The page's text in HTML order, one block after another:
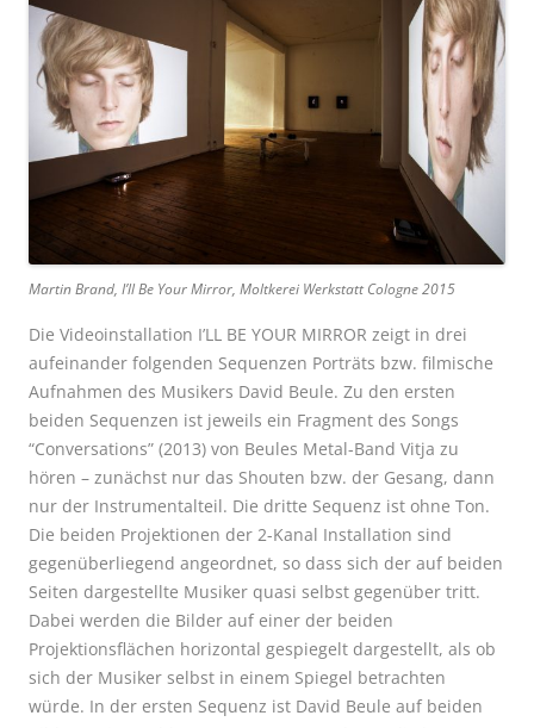
Martin Brand, I’ll Be Your Mirror, Moltkerei Werkstatt Cologne 2015
Die Videoinstallation I’LL BE YOUR MIRROR zeigt in drei
aufeinander folgenden Sequenzen Porträts bzw. filmische
Aufnahmen des Musikers David Beule. Zu den ersten
beiden Sequenzen ist jeweils ein Fragment des Songs
“Conversations” (2013) von Beules Metal-Band Vitja zu
hören – zunächst nur das Shouten bzw. der Gesang, dann
nur der Instrumentalteil. Die dritte Sequenz ist ohne Ton.
Die beiden Projektionen der 2-Kanal Installation sind
gegenüberliegend angeordnet, so dass sich der auf beiden
Seiten dargestellte Musiker quasi selbst gegenüber tritt.
Dabei werden die Bilder auf einer der beiden
Projektionsflächen horizontal gespiegelt dargestellt, als ob
sich der Musiker selbst in einem Spiegel betrachten
würde. In der ersten Sequenz ist David Beule auf beiden